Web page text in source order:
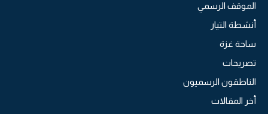
الموقف الرسمي
أنشطة التيار
ساحة غزة
تصريحات
الناطقون الرسميون
أخر المقالات